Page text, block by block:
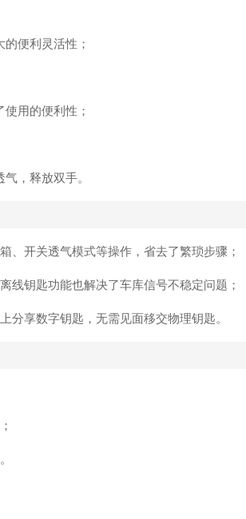
便利灵活性；
用的便利性；
，释放双手。
、开关透气模式等操作，省去了繁琐步骤；
线钥匙功能也解决了车库信号不稳定问题；
分享数字钥匙，无需见面移交物理钥匙。